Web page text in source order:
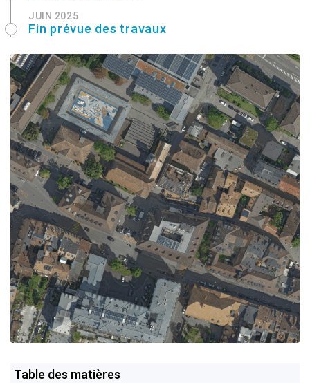
JUIN 2025
Fin prévue des travaux
Table des matières